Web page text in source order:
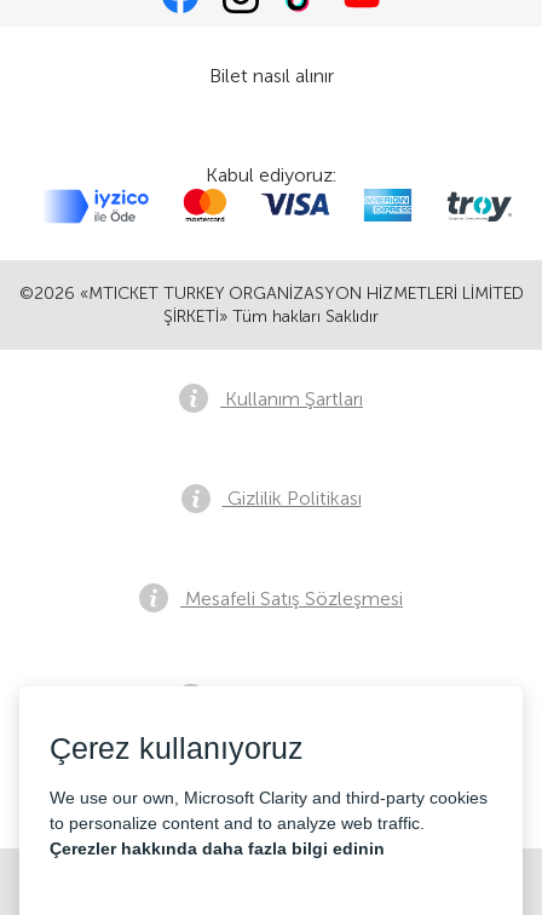
©2026 «MTICKET TURKEY ORGANİZASYON HİZMETLERİ LİMİTED
ŞİRKETİ» Tüm hakları Saklıdır
Bilet nasıl alınır
Kabul ediyoruz:
Kullanım Şartları
Gizlilik Politikası
Mesafeli Satış Sözleşmesi
İletişim
Çerez kullanıyoruz
We use our own, Microsoft Clarity and third-party cookies
to personalize content and to analyze web traffic.
Çerezler hakkında daha fazla bilgi edinin